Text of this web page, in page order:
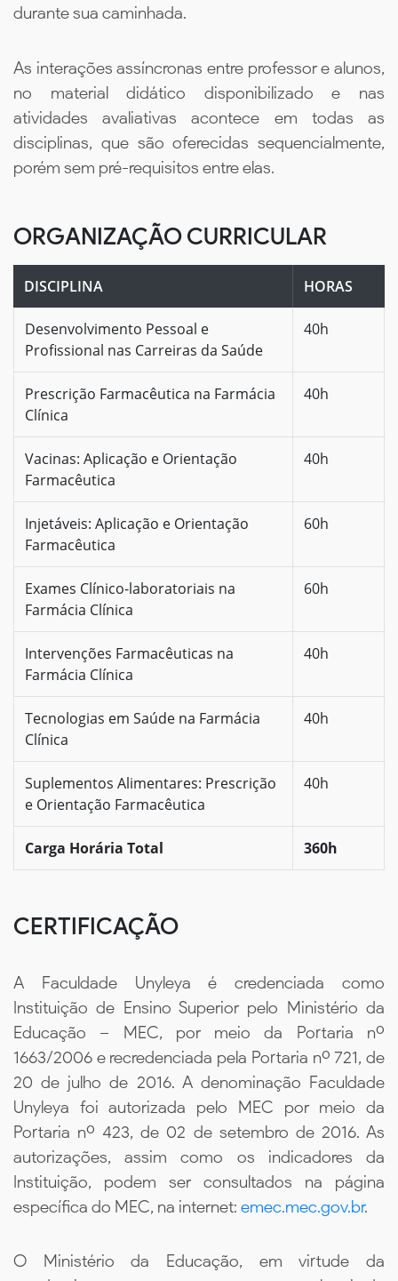
durante sua caminhada.
As interações assíncronas entre professor e alunos,
no material didático disponibilizado e nas
atividades avaliativas acontece em todas as
disciplinas, que são oferecidas sequencialmente,
porém sem pré-requisitos entre elas.
ORGANIZAÇÃO CURRICULAR
DISCIPLINA HORAS
Desenvolvimento Pessoal e
Profissional nas Carreiras da Saúde
40h
Prescrição Farmacêutica na Farmácia
Clínica
40h
Vacinas: Aplicação e Orientação
Farmacêutica
40h
Injetáveis: Aplicação e Orientação
Farmacêutica
60h
Exames Clínico-laboratoriais na
Farmácia Clínica
60h
Intervenções Farmacêuticas na
Farmácia Clínica
40h
Tecnologias em Saúde na Farmácia
Clínica
40h
Suplementos Alimentares: Prescrição
e Orientação Farmacêutica
40h
Carga Horária Total 360h
CERTIFICAÇÃO
A Faculdade Unyleya é credenciada como
Instituição de Ensino Superior pelo Ministério da
Educação – MEC, por meio da Portaria nº
1663/2006 e recredenciada pela Portaria nº 721, de
20 de julho de 2016. A denominação Faculdade
Unyleya foi autorizada pelo MEC por meio da
Portaria nº 423, de 02 de setembro de 2016. As
autorizações, assim como os indicadores da
Instituição, podem ser consultados na página
específica do MEC, na internet: emec.mec.gov.br.
O Ministério da Educação, em virtude da